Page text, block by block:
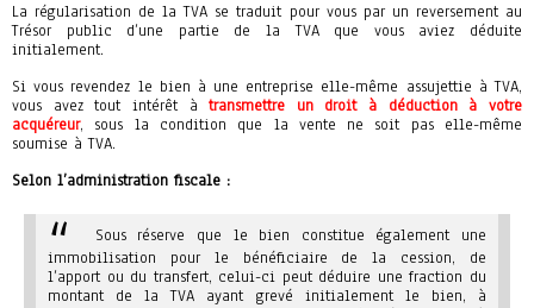
La régularisation de la TVA se traduit pour vous par un reversement au
Trésor public d’une partie de la TVA que vous aviez déduite
initialement.
Si vous revendez le bien à une entreprise elle-même assujettie à TVA,
vous avez tout intérêt àtransmettre un droit à déduction à votre
acquéreur, sous la condition que la vente ne soit pas elle-même
soumise à TVA.
Selon l’administration fiscale :
Sous réserve que le bien constitue également une
immobilisation pour le bénéficiaire de la cession, de
l’apport ou du transfert, celui-ci peut déduire une fraction du
montant de la TVA ayant grevé initialement le bien, à